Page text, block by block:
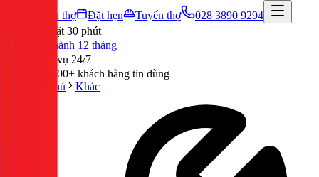
Tuyển thợ
Đặt hẹn Tuyển thợ
028 3890 9294
Có mặt 30 phút
Bảo hành 12 tháng
Phục vụ 24/7
300,000+ khách hàng tin dùng
Trang chủ
Khác